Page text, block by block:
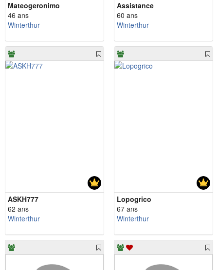
Mateogeronimo
46 ans
Winterthur
Assistance
60 ans
Winterthur
ASKH777
62 ans
Winterthur
Lopogrico
67 ans
Winterthur